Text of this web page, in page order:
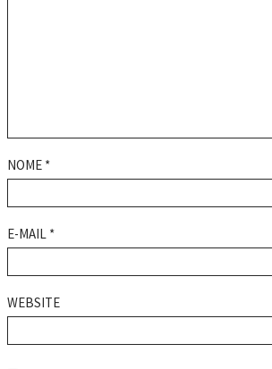
NOME *
E-MAIL *
WEBSITE